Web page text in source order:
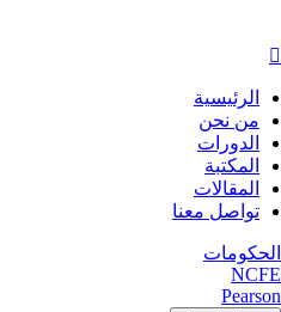
الرئيسية
من نحن
الدورات
المكتبة
المقالات
تواصل معنا
الحكومات
NCFE
Pearson